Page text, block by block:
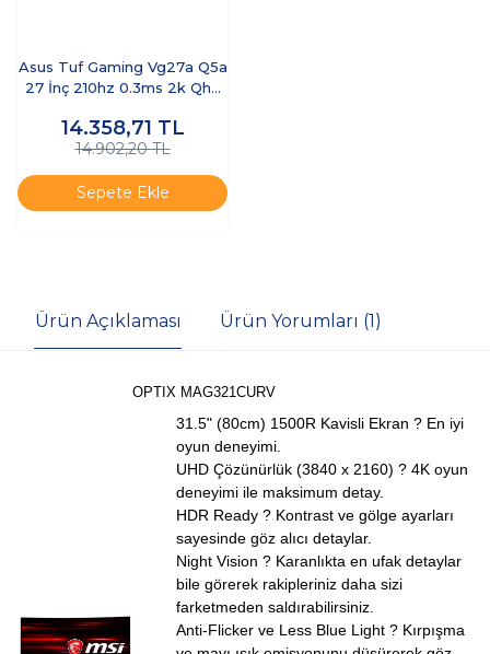
Asus Tuf Gaming Vg27a Q5a
27 İnç 210hz 0.3ms 2k Qhd
14.358,71 TL
14.902,20 TL
Sepete Ekle
Ürün Açıklaması Ürün Yorumları (1)
OPTIX MAG321CURV
31.5" (80cm) 1500R Kavisli Ekran ? En iyi
oyun deneyimi.
UHD Çözünürlük (3840 x 2160) ? 4K oyun
deneyimi ile maksimum detay.
HDR Ready ? Kontrast ve gölge ayarları
sayesinde göz alıcı detaylar.
Night Vision ? Karanlıkta en ufak detaylar
bile görerek rakipleriniz daha sizi
farketmeden saldırabilirsiniz.
Anti-Flicker ve Less Blue Light ? Kırpışma